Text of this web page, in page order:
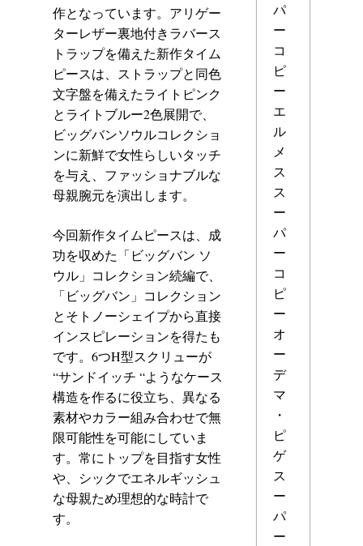
作となっています。アリゲー
ターレザー裏地付きラバース
トラップを備えた新作タイム
ピースは、ストラップと同色
文字盤を備えたライトピンク
とライトブルー2色展開で、
ビッグバンソウルコレクショ
ンに新鮮で女性らしいタッチ
を与え、ファッショナブルな
母親腕元を演出します。
今回新作タイムピースは、成
功を収めた「ビッグバン ソ
ウル」コレクション続編で、
「ビッグバン」コレクション
とそトノーシェイプから直接
インスピレーションを得たも
です。6つH型スクリューが
“サンドイッチ “ようなケース
構造を作るに役立ち、異なる
素材やカラー組み合わせで無
限可能性を可能にしていま
す。常にトップを目指す女性
や、シックでエネルギッシュ
な母親ため理想的な時計で
す。
パ
ー
コ
ピ
ー
エ
ル
メ
ス
ス
ー
パ
ー
コ
ピ
ー
オ
ー
デ
マ
・
ピ
ゲ
ス
ー
パ
ー